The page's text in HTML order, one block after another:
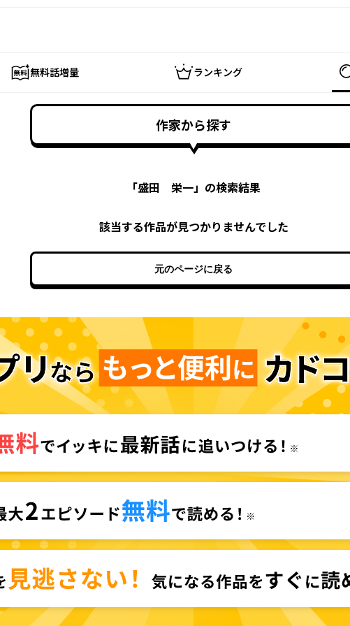
無料話増量 ランキング
作家から探す
「盛田 栄一」の検索結果
該当する作品が見つかりませんでした
元のページに戻る